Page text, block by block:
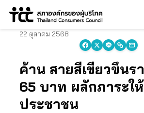
Skip
22 ตุลาคม 2568
ค้าน สายสีเขียวขึ้นร
65 บาท ผลักภาระให้
ประชาชน